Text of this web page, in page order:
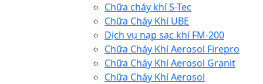
Chữa cháy khí S-Tec
Chữa Cháy Khí UBE
Dịch vụ nạp sạc khí FM-200
Chữa Cháy Khí Aerosol Firepro
Chữa Cháy Khí Aerosol Granit
Chữa Cháy Khí Aerosol